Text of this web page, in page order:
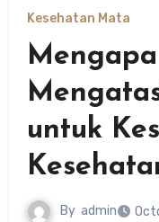
Kesehatan Mata
untuk
By admin